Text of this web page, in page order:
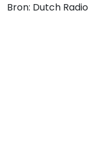
Bron: Dutch Radio